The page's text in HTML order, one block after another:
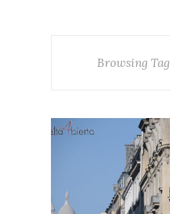
Browsing Tag